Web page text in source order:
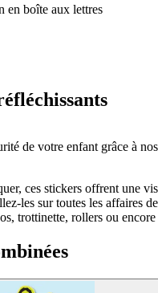
en boîte aux lettres
de votre enfant grâce à
ces stickers offrent une
les sur toutes les affaires
trottinette, rollers ou
du matin ou du soir, ces
ludiques et efficaces, ils